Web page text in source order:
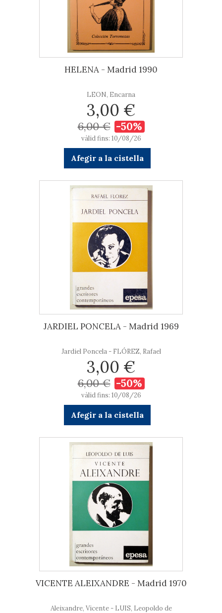
HELENA - Madrid 1990
LEON, Encarna
3,00 €
6,00 € -50%
vàlid fins: 10/08/26
Afegir a la cistella
JARDIEL PONCELA - Madrid 1969
Jardiel Poncela - FLÓREZ, Rafael
3,00 €
6,00 € -50%
vàlid fins: 10/08/26
Afegir a la cistella
VICENTE ALEIXANDRE - Madrid 1970
Aleixandre, Vicente - LUIS, Leopoldo de